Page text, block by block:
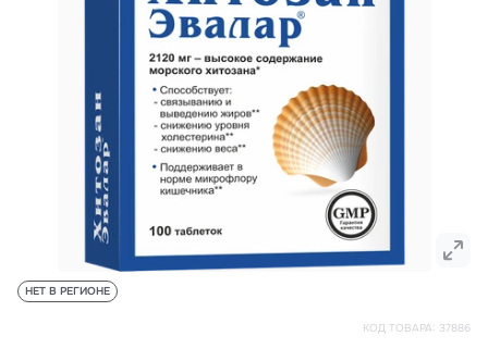
КОД ТОВАРА: 37886
НЕТ В РЕГИОНЕ